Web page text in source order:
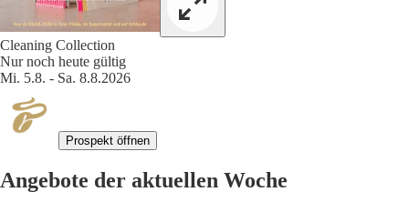
Cleaning Collection
Nur noch heute gültig
Mi. 5.8. - Sa. 8.8.2026
Prospekt öffnen
Angebote der aktuellen Woche